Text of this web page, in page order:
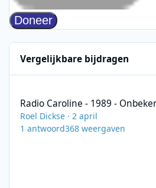
Vergelijkbare bijdragen
Radio Caroline - 1989 -
Roel Dickse ·2 april
1 antwoord368 weergaven